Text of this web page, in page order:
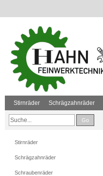
Stirnräder Schrägzahnräder
Go
Stirnräder
Schrägzahnräder
Schraubenräder